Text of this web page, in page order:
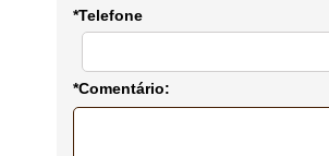
*Telefone
*Comentário: